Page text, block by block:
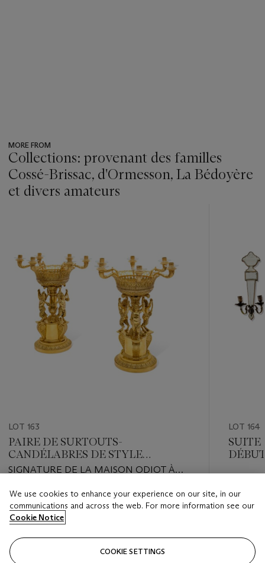
MORE FROM
Collections: provenant des familles
Cossé-Brissac, d'Ormesson, La Bédoyère
et divers amateurs
LOT 163
PAIRE DE SURTOUTS-
CANDÉLABRES DE STYLE
RESTAURATION
SIGNATURE DE LA MAISON ODIOT À
Estimate
EUR 5,000 - EUR 8,000
Closed
LOT 164
SUITE
EUR
We use cookies to enhance your experience on our site, in our
communications and across the web. For more information see our
Cookie Notice
COOKIE SETTINGS